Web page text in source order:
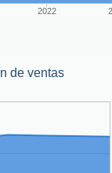
2022
de ventas